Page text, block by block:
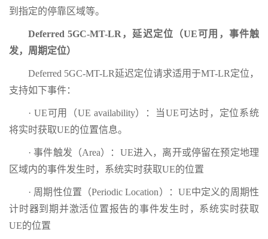
到指定的停靠区域等。
Deferred 5GC-MT-LR，延迟定位（UE可用，事件触
发，周期定位）
Deferred 5GC-MT-LR延迟定位请求适用于MT-LR定位，
支持如下事件：
· UE可用（UE availability）：当UE可达时，定位系统
将实时获取UE的位置信息。
· 事件触发（Area）：UE进入，离开或停留在预定地理
区域内的事件发生时，系统实时获取UE的位置
· 周期性位置（Periodic Location）：UE中定义的周期性
计时器到期并激活位置报告的事件发生时，系统实时获取
UE的位置